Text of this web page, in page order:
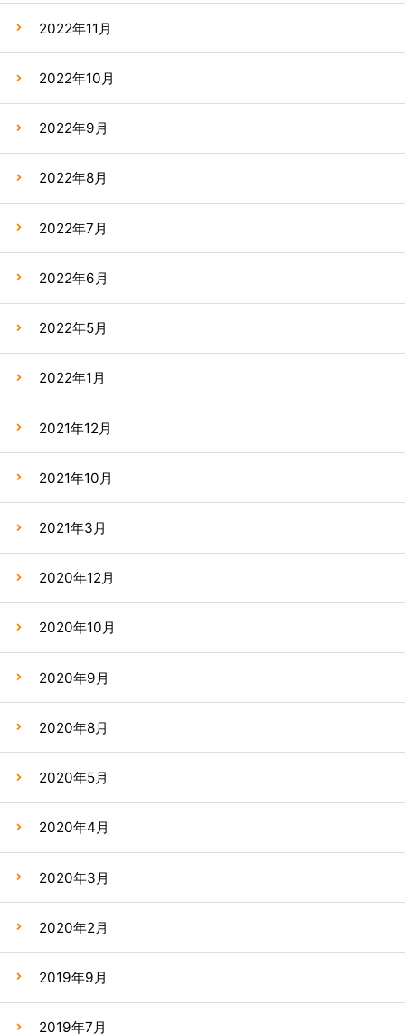
2022年11月
2022年10月
2022年9月
2022年8月
2022年7月
2022年6月
2022年5月
2022年1月
2021年12月
2021年10月
2021年3月
2020年12月
2020年10月
2020年9月
2020年8月
2020年5月
2020年4月
2020年3月
2020年2月
2019年9月
2019年7月